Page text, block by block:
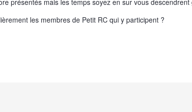
présentés mais les temps soyez en sur vous descendrent
les membres de Petit RC qui y participent ?